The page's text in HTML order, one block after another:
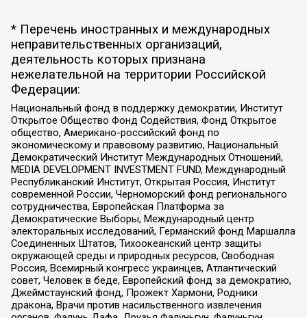
* Перечень иностранных и международных
неправительственных организаций,
деятельность которых признана
нежелательной на территории Российской
Федерации:
Национальный фонд в поддержку демократии, Институт
Открытое Общество Фонд Содействия, Фонд Открытое
общество, Американо-российский фонд по
экономическому и правовому развитию, Национальный
Демократический Институт Международных Отношений,
MEDIA DEVELOPMENT INVESTMENT FUND, Международный
Республиканский Институт, Открытая Россия, Институт
современной России, Черноморский фонд регионального
сотрудничества, Европейская Платформа за
Демократические Выборы, Международный центр
электоральных исследований, Германский фонд Маршалла
Соединенных Штатов, Тихоокеанский центр защиты
окружающей среды и природных ресурсов, Свободная
Россия, Всемирный конгресс украинцев, Атлантический
совет, Человек в беде, Европейский фонд за демократию,
Джеймстаунский фонд, Прожект Хармони, Родники
дракона, Врачи против насильственного извлечения